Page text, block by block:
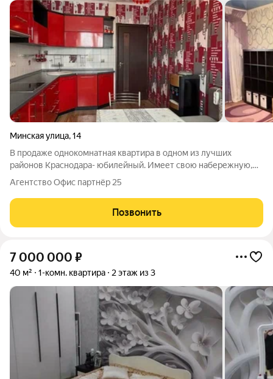
Минская улица,14
В продаже однокомнатная квартира в одном из лучших
районов Краснодара- юбилейный. Имеет свою набережную,
много зелени и трамвайную ветку. Что позволяет добраться в
любой конец города без пробок. В квартире остается все что
нужно новым владельцам. По
Агентство Офис партнёр 25
Позвонить
7 000 000 ₽
40 м² 1-комн. квартира 2 этаж из 3